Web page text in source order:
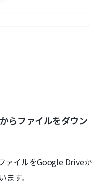
らファイルをダウン
ァイルをGoogle Driveか
す。